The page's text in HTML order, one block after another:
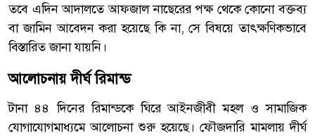
তবে এদিন আদালতে আফজাল নাছেরের পক্ষ থেকে কোনো বক্তব্য
বা জামিন আবেদন করা হয়েছে কি না, সে বিষয়ে তাৎক্ষণিকভাবে
বিস্তারিত জানা যায়নি।
আলোচনায় দীর্ঘ রিমান্ড
টানা ৪৪ দিনের রিমান্ডকে ঘিরে আইনজীবী মহল ও সামাজিক
যোগাযোগমাধ্যমে আলোচনা শুরু হয়েছে। ফৌজদারি মামলায় দীর্ঘ